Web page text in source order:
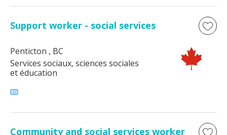
Support worker - social services
Penticton , BC
Services sociaux, sciences sociales
et éducation
Community and social services worker